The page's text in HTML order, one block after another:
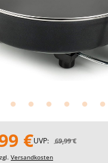
€UVP: 69,99 €
Versandkosten